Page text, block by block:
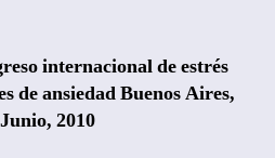
internacional de estrés
de ansiedadBuenos Aires,
2010